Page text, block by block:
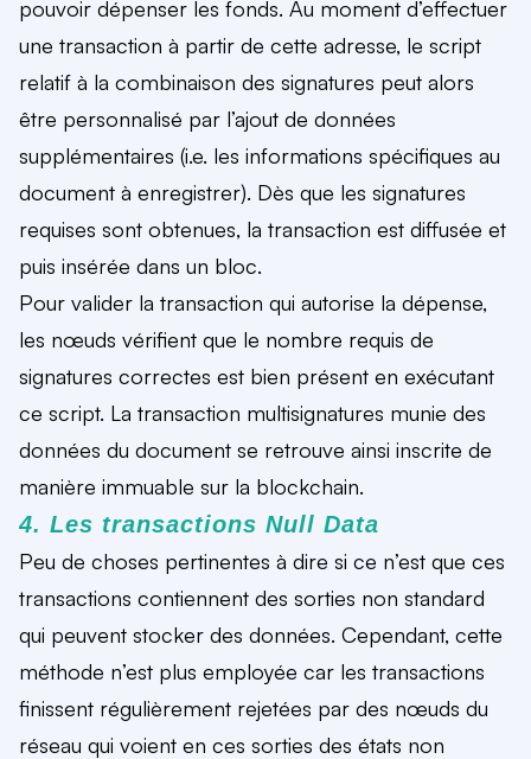
pouvoir dépenser les fonds. Au moment d’effectuer
une transaction à partir de cette adresse, le script
relatif à la combinaison des signatures peut alors
être personnalisé par l’ajout de données
supplémentaires (i.e. les informations spécifiques au
document à enregistrer). Dès que les signatures
requises sont obtenues, la transaction est diffusée et
puis insérée dans un bloc.
Pour valider la transaction qui autorise la dépense,
les nœuds vérifient que le nombre requis de
signatures correctes est bien présent en exécutant
ce script. La transaction multisignatures munie des
données du document se retrouve ainsi inscrite de
manière immuable sur la blockchain.
4. Les transactions Null Data
Peu de choses pertinentes à dire si ce n’est que ces
transactions contiennent des sorties non standard
qui peuvent stocker des données. Cependant, cette
méthode n’est plus employée car les transactions
finissent régulièrement rejetées par des nœuds du
réseau qui voient en ces sorties des états non